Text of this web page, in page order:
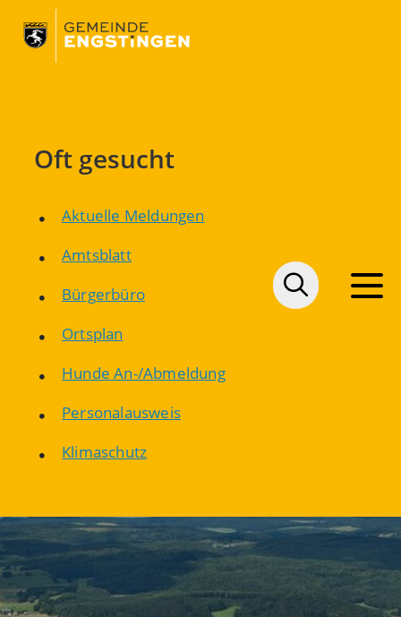
Oft gesucht
Aktuelle Meldungen
Amtsblatt
Bürgerbüro
Ortsplan
Hunde An-/Abmeldung
Personalausweis
Klimaschutz